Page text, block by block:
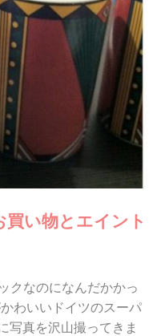
買い物とエイント
クなのになんだかかっ
わいいドイツのスーパ
写真を沢山撮ってきま